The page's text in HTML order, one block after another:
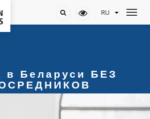
в Беларуси БЕЗ